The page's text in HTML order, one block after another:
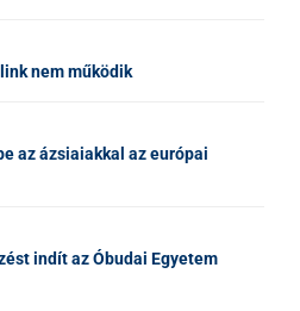
nem működik
az ázsiaiakkal az európai
indít az Óbudai Egyetem